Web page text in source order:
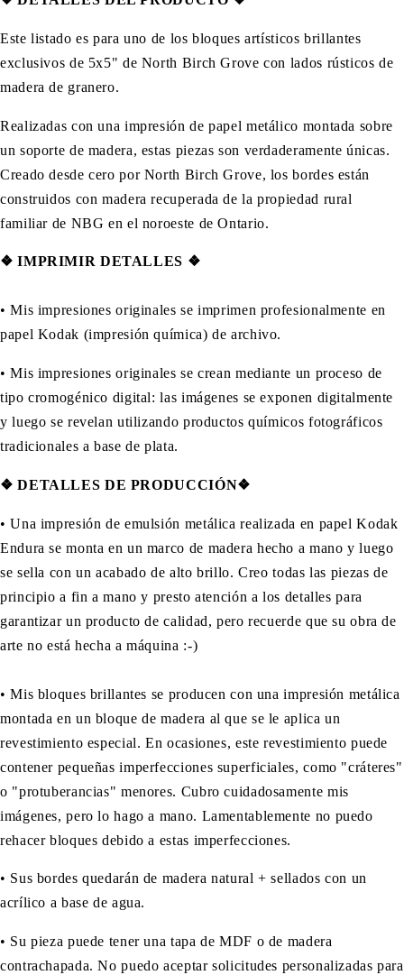
Este listado es para uno de los bloques artísticos brillantes
exclusivos de 5x5" de North Birch Grove con lados rústicos de
madera de granero.
Realizadas con una impresión de papel metálico montada sobre
un soporte de madera, estas piezas son verdaderamente únicas.
Creado desde cero por North Birch Grove, los bordes están
construidos con madera recuperada de la propiedad rural
familiar de NBG en el noroeste de Ontario.
❖ IMPRIMIR DETALLES ❖
• Mis impresiones originales se imprimen profesionalmente en
papel Kodak (impresión química) de archivo.
• Mis impresiones originales se crean mediante un proceso de
tipo cromogénico digital: las imágenes se exponen digitalmente
y luego se revelan utilizando productos químicos fotográficos
tradicionales a base de plata.
❖ DETALLES DE PRODUCCIÓN❖
•Una impresión de emulsión metálica realizada en papel Kodak
Endura se monta en un marco de madera hecho a mano y luego
se sella con un acabado de alto brillo. Creo todas las piezas de
principio a fin a mano y presto atención a los detalles para
garantizar un producto de calidad, pero recuerde que su obra de
arte no está hecha a máquina :-)
• Mis bloques brillantes se producen con una impresión metálica
montada en un bloque de madera al que se le aplica un
revestimiento especial. En ocasiones, este revestimiento puede
contener pequeñas imperfecciones superficiales, como "cráteres"
o "protuberancias" menores. Cubro cuidadosamente mis
imágenes, pero lo hago a mano. Lamentablemente no puedo
rehacer bloques debido a estas imperfecciones.
• Sus bordes quedarán de madera natural + sellados con un
acrílico a base de agua.
• Su pieza puede tener una tapa de MDF o de madera
contrachapada. No puedo aceptar solicitudes personalizadas para